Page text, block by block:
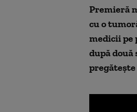
Premieră
cu o
medicii pe
după
pregătește